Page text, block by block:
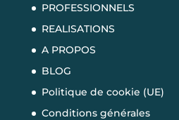
PROFESSIONNELS
REALISATIONS
A PROPOS
BLOG
Politique de cookie (UE)
Conditions générales